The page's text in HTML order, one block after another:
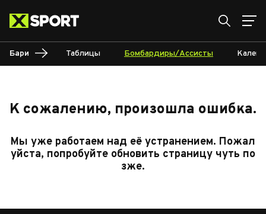
Бари Таблицы Бомбардиры/Ассисты
К сожалению, произошла ошибка.
Мы уже работаем над её устранением. Пожал
уйста, попробуйте обновить страницу чуть по
зже.